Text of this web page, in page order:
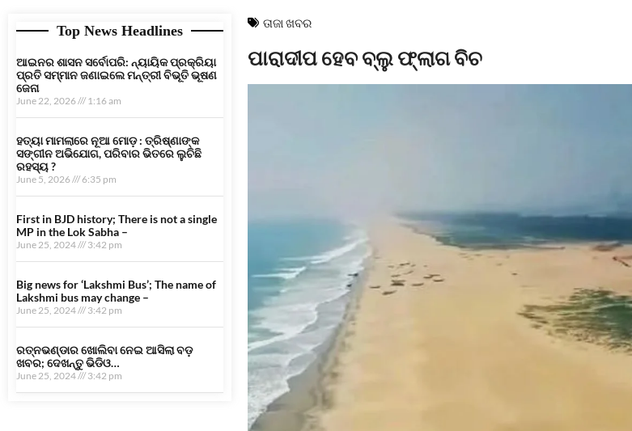
Top News Headlines
ଆଇନର ଶାସନ ସର୍ବୋପରି: ନ୍ୟାୟିକ ପ୍ରକ୍ରିୟା
ପ୍ରତି ସମ୍ମାନ ଜଣାଇଲେ ମନ୍ତ୍ରୀ ବିଭୂତି ଭୂଷଣ
ଜେନା
June 22, 2026 1:16 am
ହତ୍ୟା ମାମଲାରେ ନୂଆ ମୋଡ଼ : ତ୍ରିଷ୍ଣାଙ୍କ
ସଙ୍ଗୀନ ଅଭିଯୋଗ, ପରିବାର ଭିତରେ ଲୁଚିଛି
ରହସ୍ୟ ?
June 5, 2026 6:35 pm
First in BJD history; There is not a single
MP in the Lok Sabha –
June 25, 2024 3:42 pm
Big news for ‘Lakshmi Bus’; The name of
Lakshmi bus may change –
June 25, 2024 3:42 pm
ରତ୍ନଭଣ୍ଡାର ଖୋଲିବା ନେଇ ଆସିଲା ବଡ଼
ଖବର; ଦେଖନ୍ତୁ ଭିଡିଓ…
June 25, 2024 3:42 pm
ତାଜା ଖବର
ପାରାଦୀପ ହେବ ବ୍ଲୁ ଫ୍ଲାଗ ବିଚ